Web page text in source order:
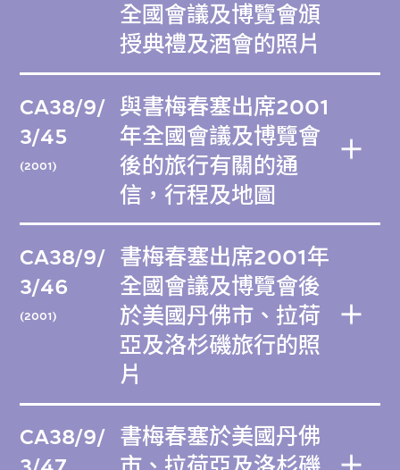
全國會議及博覽會頒
授典禮及酒會的照片
CA38/9/
3/45
(2001)
與書梅春塞出席2001
年全國會議及博覽會
後的旅行有關的通
信，行程及地圖
CA38/9/
3/46
(2001)
書梅春塞出席2001年
全國會議及博覽會後
於美國丹佛市、拉荷
亞及洛杉磯旅行的照
片
CA38/9/
書梅春塞於美國丹佛